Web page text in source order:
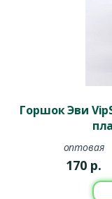
Горшок Эви
оптовая
170 р.